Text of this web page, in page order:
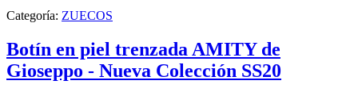
Categoría: ZUECOS
Botín en piel trenzada AMITY de
Gioseppo - Nueva Colección SS20